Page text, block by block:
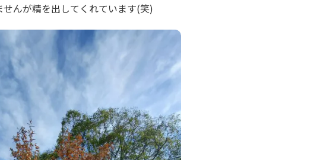
んが精を出してくれています(笑)